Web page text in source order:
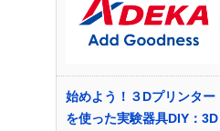
始めよう！３Dプリンター
を使った実験器具DIY：3D